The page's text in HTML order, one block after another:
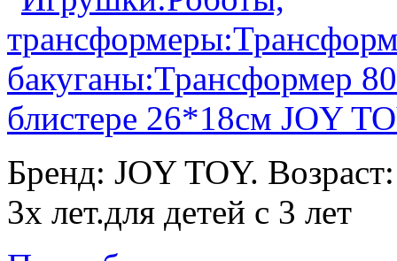
Бренд: JOY TOY.
3х лет.для детей с 3 лет